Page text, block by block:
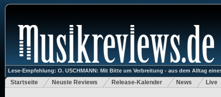
Lese-Empfehlung: O. USCHMANN: Mit Bitte um Verbreitung - aus dem Alltag
Startseite Neuste Reviews Release-Kalender News Live